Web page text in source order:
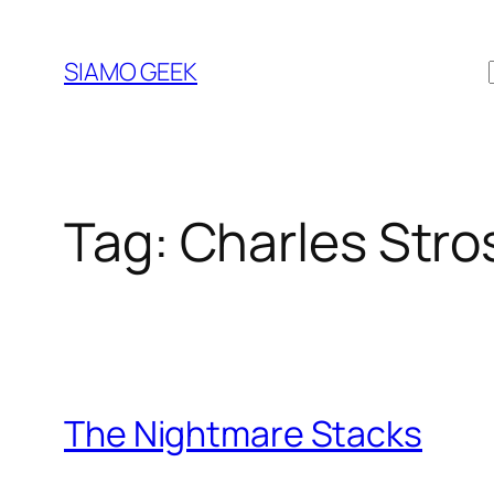
contenuto
SIAMO GEEK
Tag: Charles
The Nightmare Stacks